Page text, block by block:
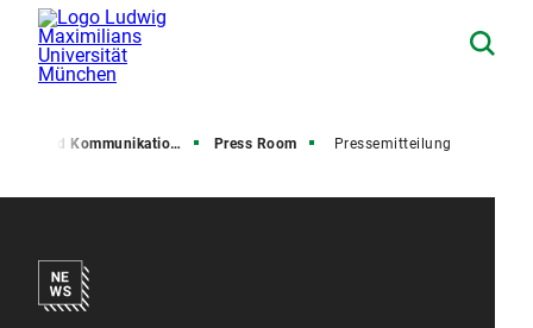
und Kommunikation (PuK) Press Room Pressemitteilung